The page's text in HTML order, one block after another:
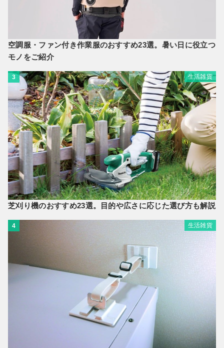
空調服・ファン付き作業服のおすすめ23選。暑い日に役立つ
モノをご紹介
3 生活雑貨
芝刈り機のおすすめ23選。目的や広さに応じた選び方も解説
4 生活雑貨